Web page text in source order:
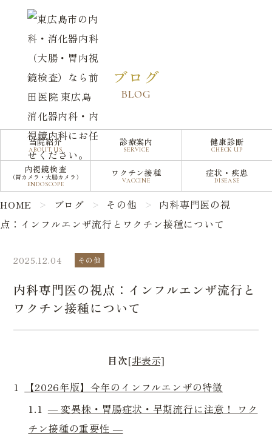
内科専門医の視点：インフルエンザ流行とワクチン接種について
当院紹介
ABOUT US
診療案内
SERVICE
健康診断
CHECK UP
内視鏡検査
（胃カメラ・大腸カメラ）
ENDOSCOPE
ワクチン接種
VACCINE
症状・疾患
DISEASE
ブログ
BLOG
HOME ブログ その他
内科専門医の視
点：インフルエンザ流行とワクチン接種について
2025.12.04 その他
内科専門医の視点：インフルエンザ流行と
ワクチン接種について
目次[非表示]
1
【2026年版】今年のインフルエンザの特徴
1.1 ― 変異株・胃腸症状・早期流行に注意！ ワク
チン接種の重要性 ―